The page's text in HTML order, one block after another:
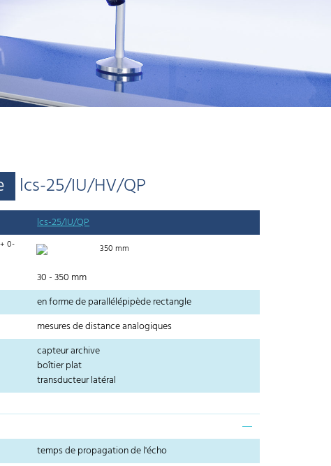
lcs-25/IU/HV/QP
lcs-25/IU/QP
0- 350 mm
30 - 350 mm
en forme de parallélépipède rectangle
mesures de distance analogiques
capteur archive
boîtier plat
transducteur latéral
temps de propagation de l'écho